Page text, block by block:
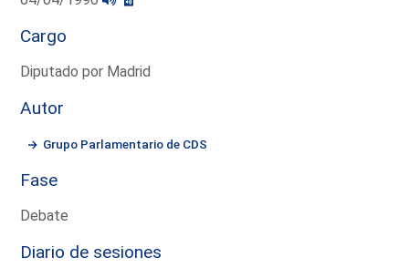
Cargo
Diputado por Madrid
Autor
Grupo Parlamentario de CDS
Fase
Debate
Diario de sesiones